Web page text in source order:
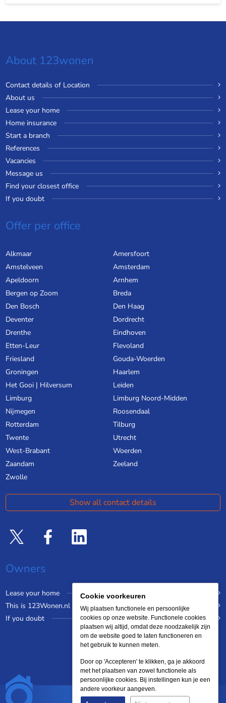
About 123wonen
Contact details of Location
About us
Lease your home
Home insurance
Start a branch
References
Vacancies
Message us
Find your closest office
If you doubt
Offer per office
Alkmaar
Amersfoort
Amstelveen
Amsterdam
Apeldoorn
Arnhem
Bergen op Zoom
Breda
Den Bosch
Den Haag
Deventer
Dordrecht
Drenthe
Eindhoven
Etten-Leur
Flevoland
Friesland
Gouda-Woerden
Groningen
Haarlem
Het Gooi | Hilversum
Leiden
Limburg
Limburg Noord-Midden
Nijmegen
Roosendaal
Rotterdam
Tilburg
Twente
Utrecht
West-Brabant
Woerden
Zaandam
Zeeland
Zwolle
Show all contact details
Owners
Lease your home
This is 123Wonen.nl
If you doubt
Cookie voorkeuren
Wij plaatsen functionele en persoonlijke
cookies op onze website. Functionele cookies
plaatsen wij altijd, omdat deze noodzakelijk zijn
om de website goed te laten functioneren en
het gebruik te kunnen meten.
Door op 'Accepteren' te klikken, ga je akkoord
met het plaatsen van zowel functionele als
persoonlijke cookies. Bij instellingen kun je een
andere voorkeur aangeven.